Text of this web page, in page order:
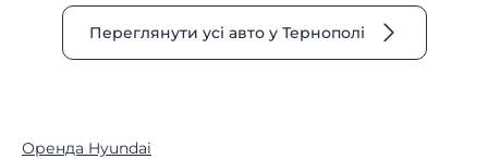
Переглянути усі авто у Тернополі
Оренда Hyundai